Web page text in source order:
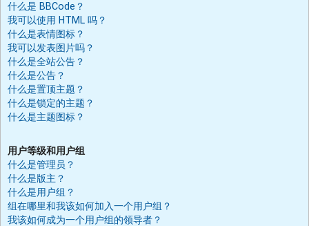
什么是 BBCode？
我可以使用 HTML 吗？
什么是表情图标？
我可以发表图片吗？
什么是全站公告？
什么是公告？
什么是置顶主题？
什么是锁定的主题？
什么是主题图标？
用户等级和用户组
什么是管理员？
什么是版主？
什么是用户组？
组在哪里和我该如何加入一个用户组？
我该如何成为一个用户组的领导者？